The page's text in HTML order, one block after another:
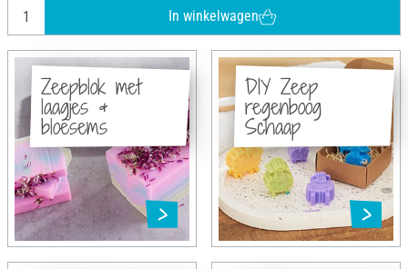
In winkelwagen
Zeepblok met
laagjes &
bloesems
DIY Zeep
regenboog
Schaap